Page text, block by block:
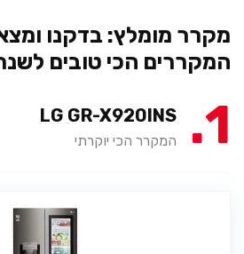
מקרר מומלץ: בדקנו
המקררים הכי טובים לשנת
1
LG GR-X920INS
המקרר הכי יוקרתי